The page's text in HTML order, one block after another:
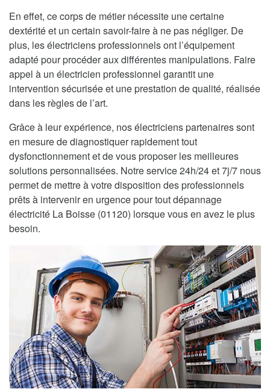
En effet, ce corps de métier nécessite une certaine
dextérité et un certain savoir-faire à ne pas négliger. De
plus, les électriciens professionnels ont l’équipement
adapté pour procéder aux différentes manipulations. Faire
appel à un électricien professionnel garantit une
intervention sécurisée et une prestation de qualité, réalisée
dans les règles de l’art.
Grâce à leur expérience, nos électriciens partenaires sont
en mesure de diagnostiquer rapidement tout
dysfonctionnement et de vous proposer les meilleures
solutions personnalisées. Notre service 24h/24 et 7j/7 nous
permet de mettre à votre disposition des professionnels
prêts à intervenir en urgence pour tout dépannage
électricité La Boisse (01120) lorsque vous en avez le plus
besoin.